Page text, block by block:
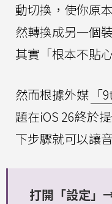
動切換，使你原
然轉換成另一個
其實「根本不貼
然而根據外媒 「
題在iOS 26終於
下步驟就可以讓
打開「設定